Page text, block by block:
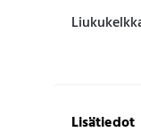
Lisätiedot